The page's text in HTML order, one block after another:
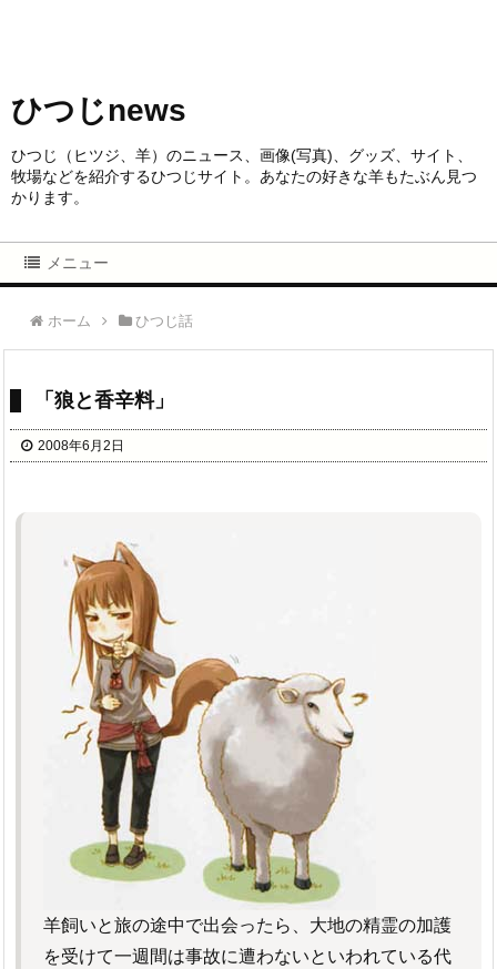
ひつじnews
ひつじ（ヒツジ、羊）のニュース、画像(写真)、グッズ、サイト、
牧場などを紹介するひつじサイト。あなたの好きな羊もたぶん見つ
かります。
メニュー
ホーム ひつじ話
「狼と香辛料」
2008年6月2日
羊飼いと旅の途中で出会ったら、大地の精霊の加護
を受けて一週間は事故に遭わないといわれている代